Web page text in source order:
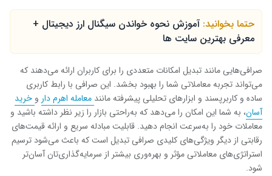
حتما بخوانید: آموزش نحوه خواندن سیگنال ارز دیجیتال +
معرفی بهترین سایت‌ ها
صرافی‌هایی مانند تبدیل امکانات متعددی را برای کاربران ارائه می‌دهند که
می‌تواند تجربه معاملاتی شما را بهبود بخشد. این صرافی با رابط کاربری
ساده و کاربرپسند و ابزارهای تحلیلی پیشرفته مانند معامله اهرم دار و خرید
آسان، به شما این امکان را می‌دهد که به‌راحتی بازار را زیر نظر داشته باشید و
معاملات خود را به‌سرعت انجام دهید. قابلیت مبادله سریع و ارائه قیمت‌های
رقابتی از دیگر ویژگی‌های کلیدی صرافی تبدیل است که باعث می‌شود ترسیم
استراتژی‌های معاملاتی مؤثر و بهره‌وری بیشتر از سرمایه‌گذاری‌تان آسان‌تر
شود.